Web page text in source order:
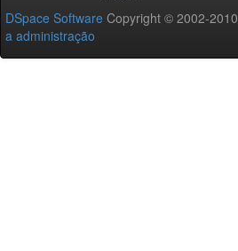
DSpace Software Copyright © 2002-2010
a administração